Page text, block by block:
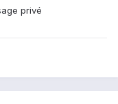
privé